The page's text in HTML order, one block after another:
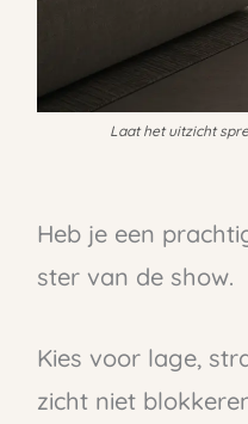
Laat het uitzicht
Heb je een
ster van de show.
Kies voor lage,
zicht niet